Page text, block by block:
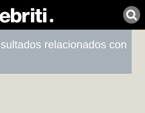
relacionados con